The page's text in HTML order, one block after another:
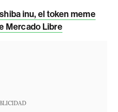
inu, el token meme
Mercado Libre